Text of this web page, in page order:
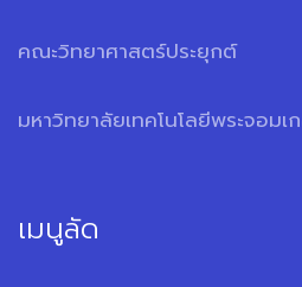
คณะวิทยาศาสตร์ประยุกต์
มหาวิทยาลัยเทคโนโลยีพระจอมเ
เมนูลัด